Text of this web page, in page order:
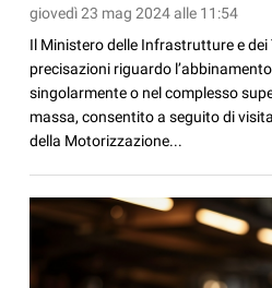
giovedì 23 mag 2024 alle 11:54
Il Ministero delle Infrastrutture e
precisazioni riguardo
singolarmente o nel complesso
massa, consentito a seguito di
della Motorizzazione...